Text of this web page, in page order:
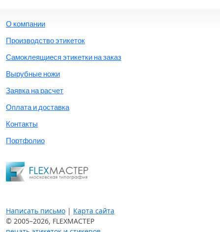
О компании
Производство этикеток
Самоклеящиеся этикетки на заказ
Вырубные ножи
Заявка на расчет
Оплата и доставка
Контакты
Портфолио
Написать письмо | Карта сайта
© 2005–2026, FLEXМАСТЕР